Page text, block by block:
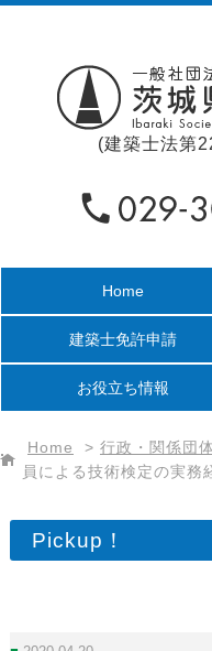
(建築士法第
Home
建築士免許申請
お役立ち情報
Home > 行政・関係団
員による技術検定の実務
Pickup！